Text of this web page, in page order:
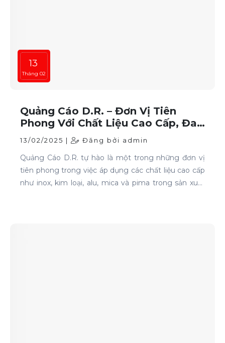
13
Tháng 02
Quảng Cáo D.R. – Đơn Vị Tiên
Phong Với Chất Liệu Cao Cấp, Đa
Dạng Và Hiện Đại
13/02/2025 | Đăng bởi admin
Quảng Cáo D.R. tự hào là một trong những đơn vị
tiên phong trong việc áp dụng các chất liệu cao cấp
như inox, kim loại, alu, mica và pima trong sản xuất